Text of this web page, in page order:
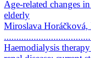
Age-related changes
elderly
Miroslava Horáčková,
Haemodialysis